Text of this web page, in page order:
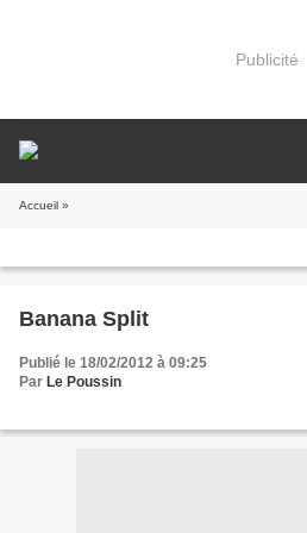
Publicité
Accueil »
Banana Split
Publié le 18/02/2012 à 09:25
Par Le Poussin